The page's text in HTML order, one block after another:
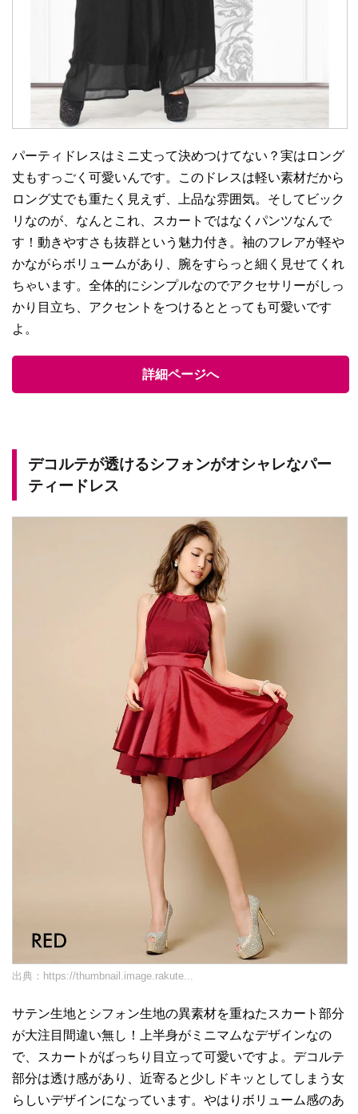
パーティドレスはミニ丈って決めつけてない？実はロング
丈もすっごく可愛いんです。このドレスは軽い素材だから
ロング丈でも重たく見えず、上品な雰囲気。そしてビック
リなのが、なんとこれ、スカートではなくパンツなんで
す！動きやすさも抜群という魅力付き。袖のフレアが軽や
かながらボリュームがあり、腕をすらっと細く見せてくれ
ちゃいます。全体的にシンプルなのでアクセサリーがしっ
かり目立ち、アクセントをつけるととっても可愛いです
よ。
詳細ページへ
デコルテが透けるシフォンがオシャレなパー
ティードレス
出典： https://thumbnail.image.rakute...
サテン生地とシフォン生地の異素材を重ねたスカート部分
が大注目間違い無し！上半身がミニマムなデザインなの
で、スカートがばっちり目立って可愛いですよ。デコルテ
部分は透け感があり、近寄ると少しドキッとしてしまう女
らしいデザインになっています。やはりボリューム感のあ